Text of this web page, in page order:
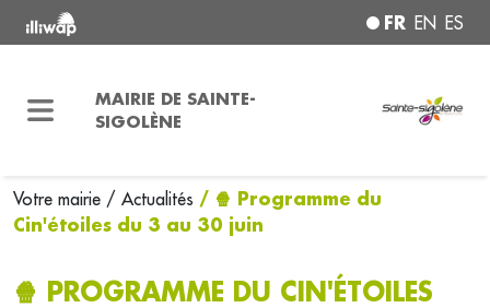
FR EN ES
MAIRIE DE SAINTE-
SIGOLÈNE
Votre mairie / Actualités / 🍿 Programme du
Cin'étoiles du 3 au 30 juin
🍿 PROGRAMME DU CIN'ÉTOILES